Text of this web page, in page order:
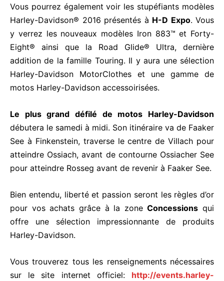
Vous pourrez également voir les stupéfiants modèles
Harley-Davidson® 2016 présentés à H-D Expo. Vous
y verrez les nouveaux modèles Iron 883™ et Forty-
Eight® ainsi que la Road Glide® Ultra, dernière
addition de la famille Touring. Il y aura une sélection
Harley-Davidson MotorClothes et une gamme de
motos Harley-Davidson accessoirisées.
Le plus grand défilé de motos Harley-Davidson
débutera le samedi à midi. Son itinéraire va de Faaker
See à Finkenstein, traverse le centre de Villach pour
atteindre Ossiach, avant de contourne Ossiacher See
pour atteindre Rosseg avant de revenir à Faaker See.
Bien entendu, liberté et passion seront les règles d’or
pour vos achats grâce à la zoneConcessions qui
offre une sélection impressionnante de produits
Harley-Davidson.
Vous trouverez tous les renseignements nécessaires
sur le site internet officiel: http://events.harley-